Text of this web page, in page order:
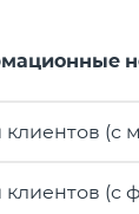
(с
(с